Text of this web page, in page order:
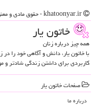
خاتون یار
همه چیز درباره زنان
با خاتون یار، دانش و آگاهی خود را
کاربردی برای داشتن زندگی شادتر و
صفحات خاتون یار
درباره ما